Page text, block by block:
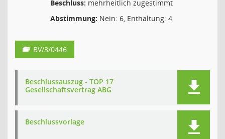
Beschluss: mehrheitlich zugestimmt
Abstimmung: Nein: 6, Enthaltung: 4
BV/3/0446
Beschlussauszug - TOP 17
Gesellschaftsvertrag ABG
Beschlussvorlage